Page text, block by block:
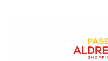
Por otro lado, la iniciativa
el artículo 4 de Ley N°